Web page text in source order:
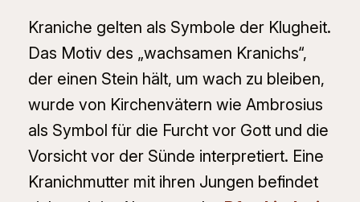
Kraniche gelten als Symbole der Klugheit.
Das Motiv des „wachsamen Kranichs“,
der einen Stein hält, um wach zu bleiben,
wurde von Kirchenvätern wie Ambrosius
als Symbol für die Furcht vor Gott und die
Vorsicht vor der Sünde interpretiert. Eine
Kranichmutter mit ihren Jungen befindet